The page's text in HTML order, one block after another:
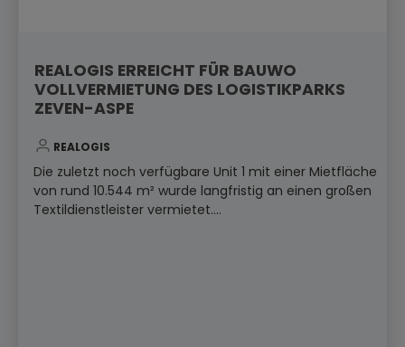
REALOGIS ERREICHT FÜR BAUWO
VOLLVERMIETUNG DES LOGISTIKPARKS
ZEVEN-ASPE
REALOGIS
Die zuletzt noch verfügbare Unit 1 mit einer Mietfläche
von rund 10.544 m² wurde langfristig an einen großen
Textildienstleister vermietet....